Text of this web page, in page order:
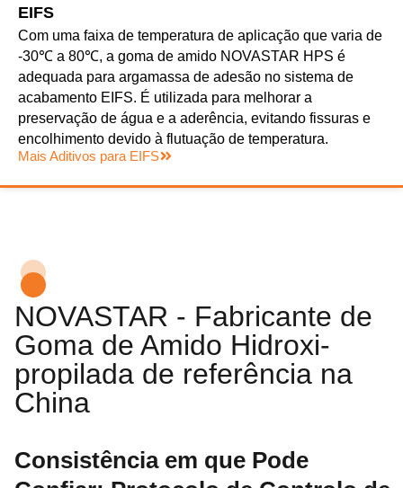
EIFS
Com uma faixa de temperatura de aplicação que varia de
-30℃ a 80℃, a goma de amido NOVASTAR HPS é
adequada para argamassa de adesão no sistema de
acabamento EIFS. É utilizada para melhorar a
preservação de água e a aderência, evitando fissuras e
encolhimento devido à flutuação de temperatura.
Mais Aditivos para EIFS
NOVASTAR - Fabricante de
Goma de Amido Hidroxi-
propilada de referência na
China
Consistência em que Pode